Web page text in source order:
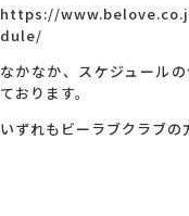
https://
dule/
なかなか、スケジュール
ております。
いずれもビーラブクラブの